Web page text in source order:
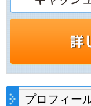
プロフィー